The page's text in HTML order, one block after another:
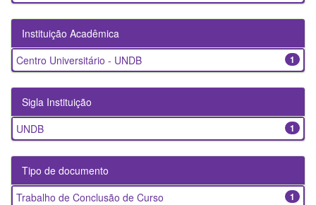
Instituição Acadêmica
1
Centro Universitário - UNDB
Sigla Instituição
1
UNDB
Tipo de documento
1
Trabalho de Conclusão de Curso